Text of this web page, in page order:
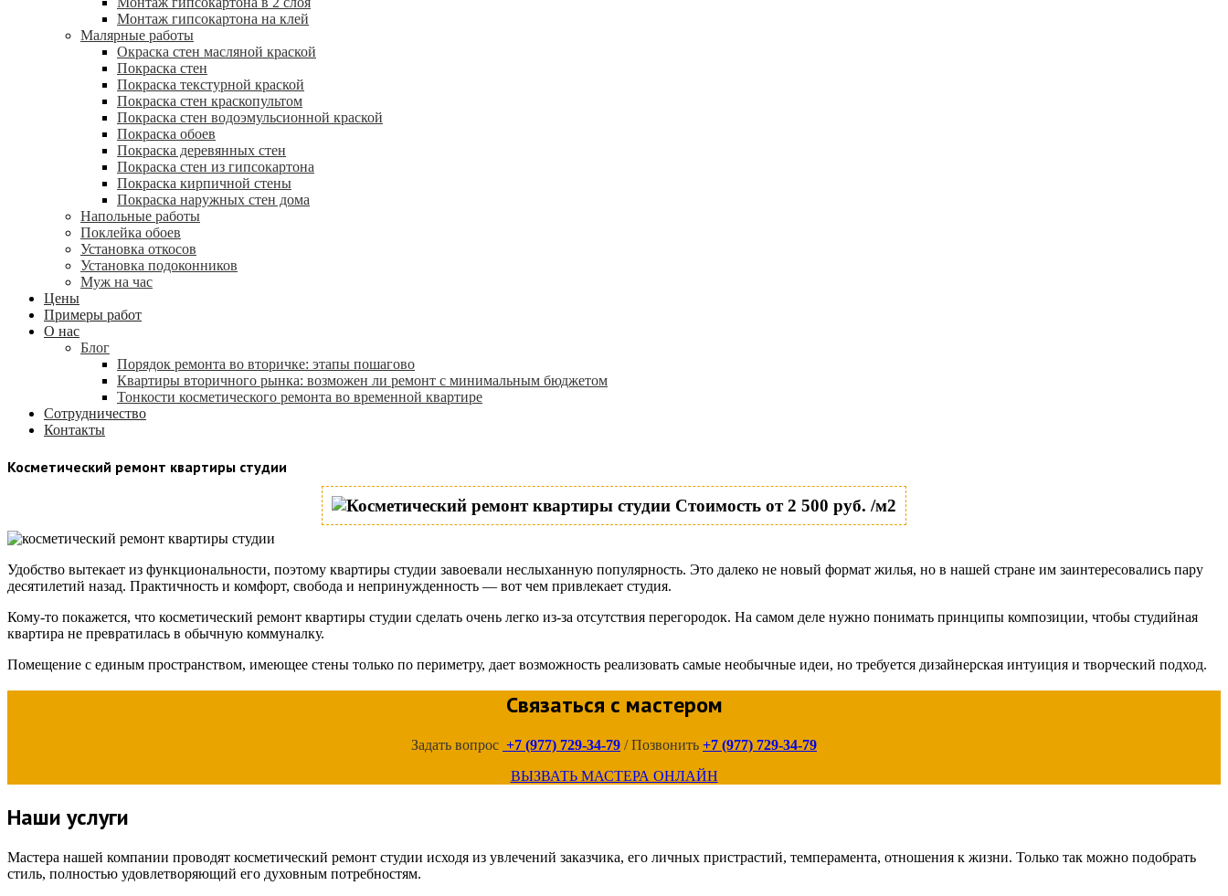
Монтаж гипсокартона на клей
Малярные работы
Окраска стен масляной краской
Покраска стен
Покраска текстурной краской
Покраска стен краскопультом
Покраска стен водоэмульсионной краской
Покраска обоев
Покраска деревянных стен
Покраска стен из гипсокартона
Покраска кирпичной стены
Покраска наружных стен дома
Напольные работы
Поклейка обоев
Установка откосов
Установка подоконников
Муж на час
Цены
Примеры работ
О нас
Блог
Порядок ремонта во вторичке: этапы пошагово
Квартиры вторичного рынка: возможен ли ремонт с минимальным бюджетом
Тонкости косметического ремонта во временной квартире
Сотрудничество
Контакты
Косметический ремонт квартиры студии
Стоимость от 2 500 руб. /м2
Удобство вытекает из функциональности, поэтому квартиры студии завоевали неслыханную популярность. Это далеко не новый формат жилья, но в нашей стране им заинтересовались пару
десятилетий назад. Практичность и комфорт, свобода и непринужденность — вот чем привлекает студия.
Кому-то покажется, что косметический ремонт квартиры студии сделать очень легко из-за отсутствия перегородок. На самом деле нужно понимать принципы композиции, чтобы студийная
квартира не превратилась в обычную коммуналку.
Помещение с единым пространством, имеющее стены только по периметру, дает возможность реализовать самые необычные идеи, но требуется дизайнерская интуиция и творческий подход.
Связаться с мастером
Задать вопрос +7 (977) 729-34-79 / Позвонить +7 (977) 729-34-79
ВЫЗВАТЬ МАСТЕРА ОНЛАЙН
Наши услуги
Мастера нашей компании проводят косметический ремонт студии исходя из увлечений заказчика, его личных пристрастий, темперамента, отношения к жизни. Только так можно подобрать
стиль, полностью удовлетворяющий его духовным потребностям.